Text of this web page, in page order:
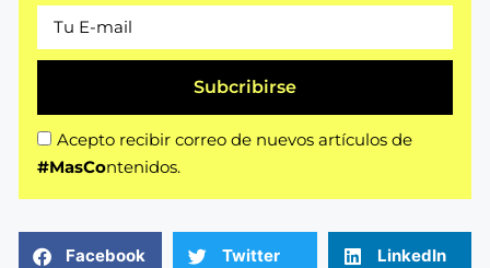
Acepto recibir correo de nuevos artículos de
#MasContenidos.
Subcribirse
Facebook Twitter LinkedIn